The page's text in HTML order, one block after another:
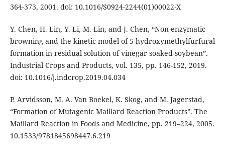
364-373, 2001. doi: 10.1016/S0924-2244(01)00022-X
Y. Chen, H. Lin, Y. Li, M. Lin, and J. Chen, “Non-enzymatic
browning and the kinetic model of 5-hydroxymethylfurfural
formation in residual solution of vinegar soaked-soybean”.
Industrial Crops and Products, vol. 135, pp. 146-152, 2019.
doi: 10.1016/j.indcrop.2019.04.034
P. Arvidsson, M. A. Van Boekel, K. Skog, and M. Jagerstad,
“Formation of Mutagenic Maillard Reaction Products”. The
Maillard Reaction in Foods and Medicine, pp. 219–224, 2005.
10.1533/9781845698447.6.219